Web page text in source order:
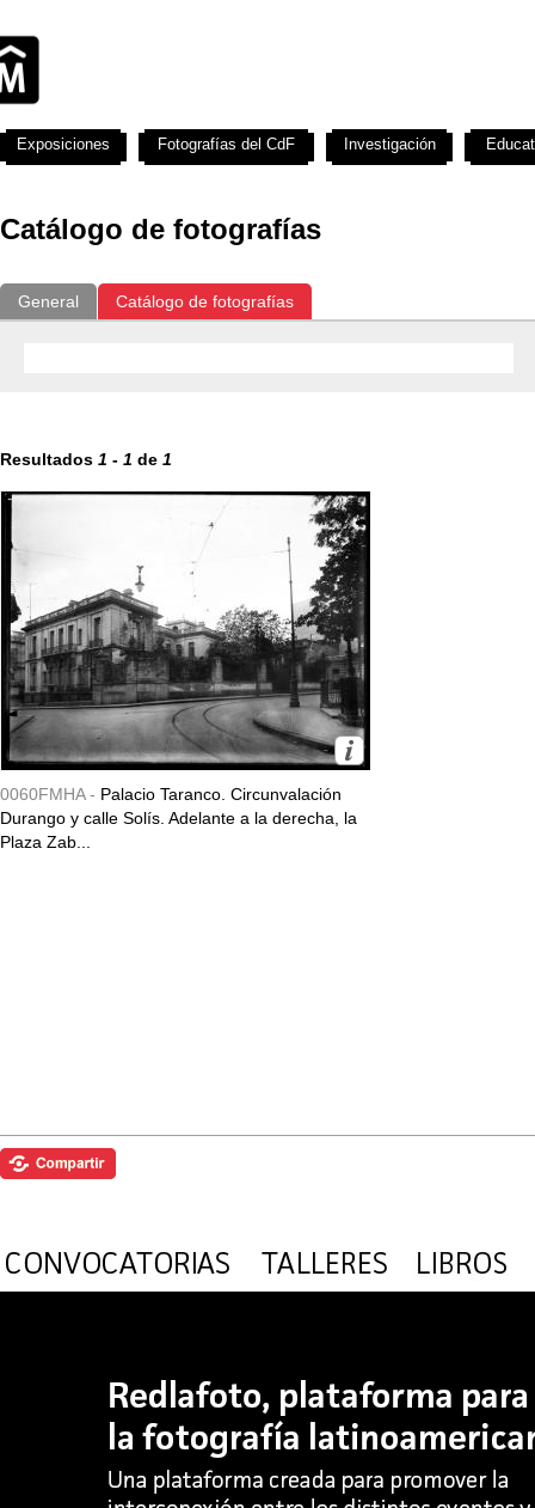
Catálogo de fotografías
General Catálogo de fotografías
Resultados 1 - 1 de 1
0060FMHA - Palacio Taranco. Circunvalación
Durango y calle Solís. Adelante a la derecha, la
Plaza Zab...
Exposiciones Fotografías del CdF Investigación